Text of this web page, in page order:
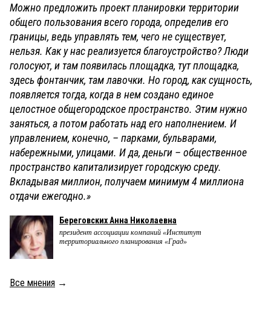
Можно предложить проект планировки территории
общего пользования всего города, определив его
границы, ведь управлять тем, чего не существует,
нельзя. Как у нас реализуется благоустройство? Люди
голосуют, и там появилась площадка, тут площадка,
здесь фонтанчик, там лавочки. Но город, как сущность,
появляется тогда, когда в нем создано единое
целостное общегородское пространство. Этим нужно
заняться, а потом работать над его наполнением. И
управлением, конечно, – парками, бульварами,
набережными, улицами. И да, деньги – общественное
пространство капитализирует городскую среду.
Вкладывая миллион, получаем минимум 4 миллиона
отдачи ежегодно.»
Береговских Анна Николаевна
президент ассоциации компаний «Институт
территориального планирования «Град»
Все мнения →